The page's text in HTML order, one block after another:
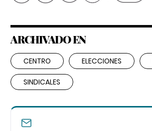
ARCHIVADO EN
CENTRO ELECCIONES
SINDICALES